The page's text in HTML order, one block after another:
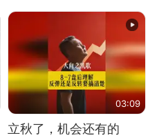
为什么没能拦截？
03:09
立秋了，机会还有的